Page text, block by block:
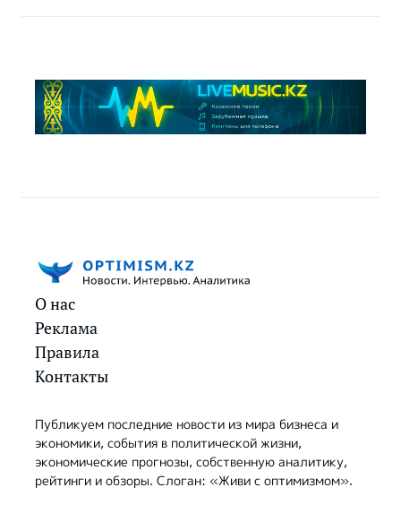
О нас
Реклама
Правила
Контакты
Публикуем последние новости из мира бизнеса и
экономики, события в политической жизни,
экономические прогнозы, собственную аналитику,
рейтинги и обзоры. Слоган: «Живи с оптимизмом».